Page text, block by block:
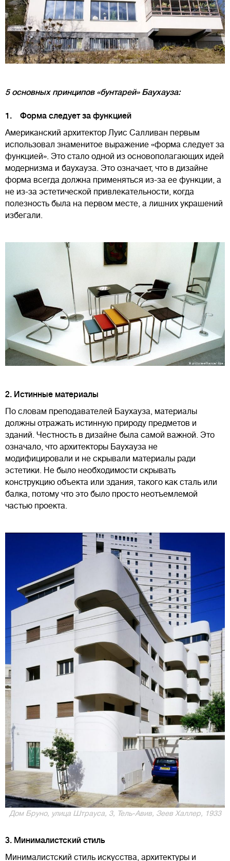
5 основных принципов «бунтарей» Баухауза:
1. Форма следует за функцией
Американский архитектор Луис Салливан первым
использовал знаменитое выражение «форма следует за
функцией». Это стало одной из основополагающих идей
модернизма и баухауза. Это означает, что в дизайне
форма всегда должна применяться из-за ее функции, а
не из-за эстетической привлекательности, когда
полезность была на первом месте, а лишних украшений
избегали.
2. Истинные материалы
По словам преподавателей Баухауза, материалы
должны отражать истинную природу предметов и
зданий. Честность в дизайне была самой важной. Это
означало, что архитекторы Баухауза не
модифицировали и не скрывали материалы ради
эстетики. Не было необходимости скрывать
конструкцию объекта или здания, такого как сталь или
балка, потому что это было просто неотъемлемой
частью проекта.
Дом Бруно, улица Штрауса, 3, Тель-Авив, Зеев Халлер, 1933
3. Минималистский стиль
Минималистский стиль искусства, архитектуры и